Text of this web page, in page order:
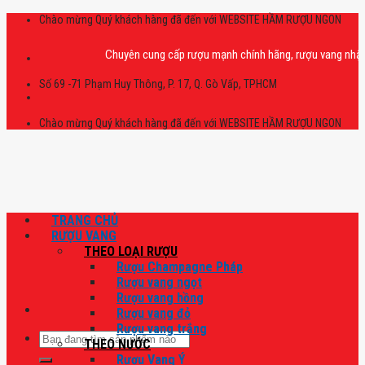
Skip
Chào mừng Quý khách hàng đã đến với WEBSITE HẦM RƯỢU NGON
Chuyên cung cấp rượu mạnh chính hãng, rượu vang nhập
Số 69 -71 Phạm Huy Thông, P. 17, Q. Gò Vấp, TPHCM
Chào mừng Quý khách hàng đã đến với WEBSITE HẦM RƯỢU NGON
Tìm
kiếm:
TRANG CHỦ
RƯỢU VANG
THEO LOẠI RƯỢU
Rượu Champagne Pháp
Rượu vang ngọt
Rượu vang hồng
Rượu vang đỏ
Rượu vang trắng
THEO NƯỚC
Rượu Vang Ý